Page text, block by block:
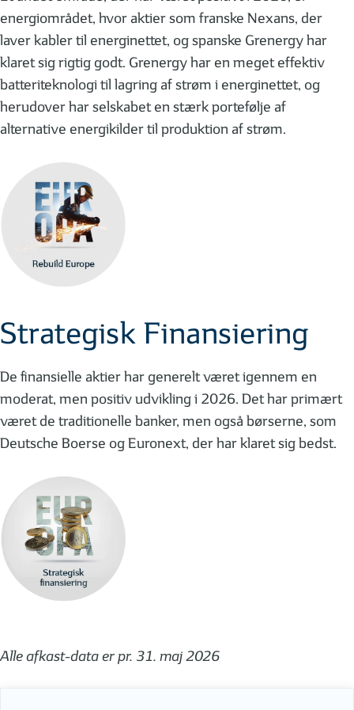
energiområdet, hvor aktier som franske Nexans, der
laver kabler til energinettet, og spanske Grenergy har
klaret sig rigtig godt. Grenergy har en meget effektiv
batteriteknologi til lagring af strøm i energinettet, og
herudover har selskabet en stærk portefølje af
alternative energikilder til produktion af strøm.
Strategisk Finansiering
De finansielle aktier har generelt været igennem en
moderat, men positiv udvikling i 2026. Det har primært
været de traditionelle banker, men også børserne, som
Deutsche Boerse og Euronext, der har klaret sig bedst.
Alle afkast-data er pr. 31. maj 2026